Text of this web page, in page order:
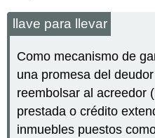
llave para llevar
Como mecanismo de
una promesa del
reembolsar al acreedor
prestada o crédito
inmuebles puestos